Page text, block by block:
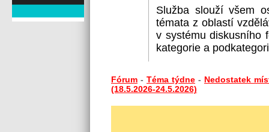
Služba slouží všem
témata z oblastí
v systému diskusního
kategorie a
Fórum - Téma týdne - Nedostatek
(18.5.2026-24.5.2026)